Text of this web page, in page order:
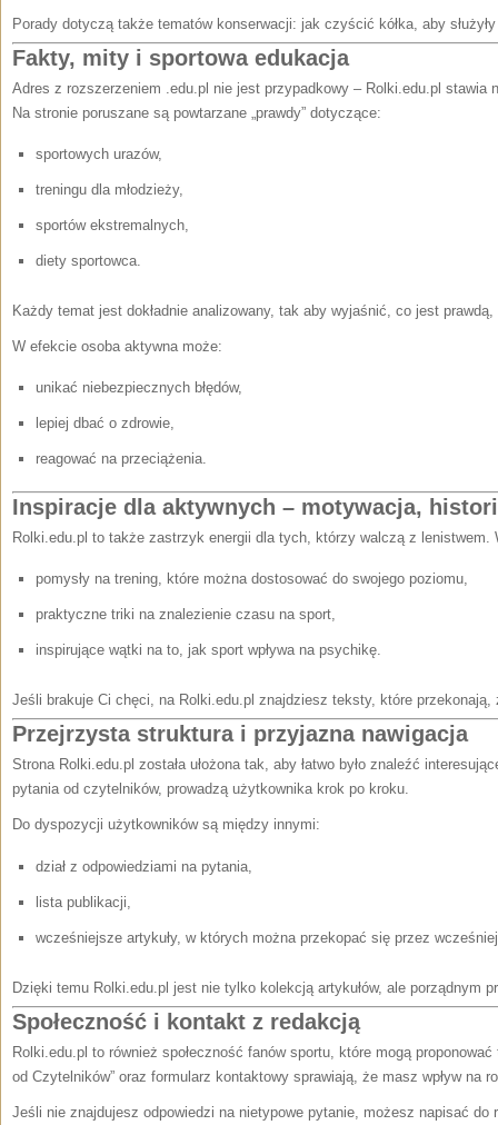
Porady dotyczą także tematów konserwacji: jak czyścić kółka, aby służyły
Fakty, mity i sportowa edukacja
Adres z rozszerzeniem .edu.pl nie jest przypadkowy – Rolki.edu.pl stawia
Na stronie poruszane są powtarzane „prawdy” dotyczące:
sportowych urazów,
treningu dla młodzieży,
sportów ekstremalnych,
diety sportowca.
Każdy temat jest dokładnie analizowany, tak aby wyjaśnić, co jest
W efekcie osoba aktywna może:
unikać niebezpiecznych błędów,
lepiej dbać o zdrowie,
reagować na przeciążenia.
Inspiracje dla aktywnych – motywacja,
Rolki.edu.pl to także zastrzyk energii dla tych, którzy walczą z lenistwem.
pomysły na trening, które można dostosować do swojego poziomu,
praktyczne triki na znalezienie czasu na sport,
inspirujące wątki na to, jak sport wpływa na psychikę.
Jeśli brakuje Ci chęci, na Rolki.edu.pl znajdziesz teksty, które przekonają,
Przejrzysta struktura i przyjazna nawigacja
Strona Rolki.edu.pl została ułożona tak, aby łatwo było znaleźć
pytania od czytelników, prowadzą użytkownika krok po kroku.
Do dyspozycji użytkowników są między innymi:
dział z odpowiedziami na pytania,
lista publikacji,
wcześniejsze artykuły, w których można przekopać się przez
Dzięki temu Rolki.edu.pl jest nie tylko kolekcją artykułów, ale porządnym
Społeczność i kontakt z redakcją
Rolki.edu.pl to również społeczność fanów sportu, które mogą
od Czytelników” oraz formularz kontaktowy sprawiają, że masz wpływ na
Jeśli nie znajdujesz odpowiedzi na nietypowe pytanie, możesz napisać